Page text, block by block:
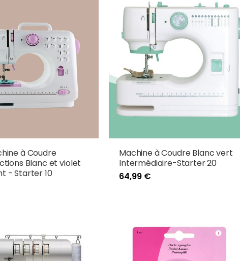
à Coudre
Blanc et violet
- Starter 10
Machine à Coudre Blanc vert
Intermédiaire-Starter 20
64,99 €